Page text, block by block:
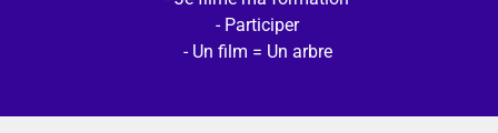
Participer
Un film = Un arbre